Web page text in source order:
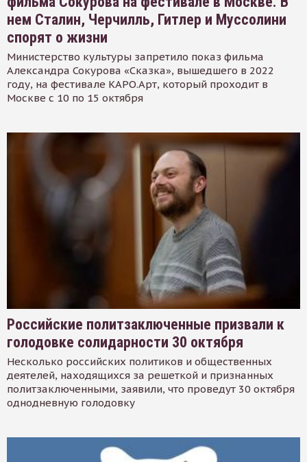
нем Сталин, Черчилль, Гитлер и Муссолини
спорят о жизни
Министерство культуры запретило показ фильма
Александра Сокурова «Сказка», вышедшего в 2022
году, на фестивале КАРО.Арт, который проходит в
Москве с 10 по 15 октября
Российские политзаключенные призвали к
голодовке солидарности 30 октября
Несколько российских политиков и общественных
деятелей, находящихся за решеткой и признанных
политзаключенными, заявили, что проведут 30 октября
однодневную голодовку